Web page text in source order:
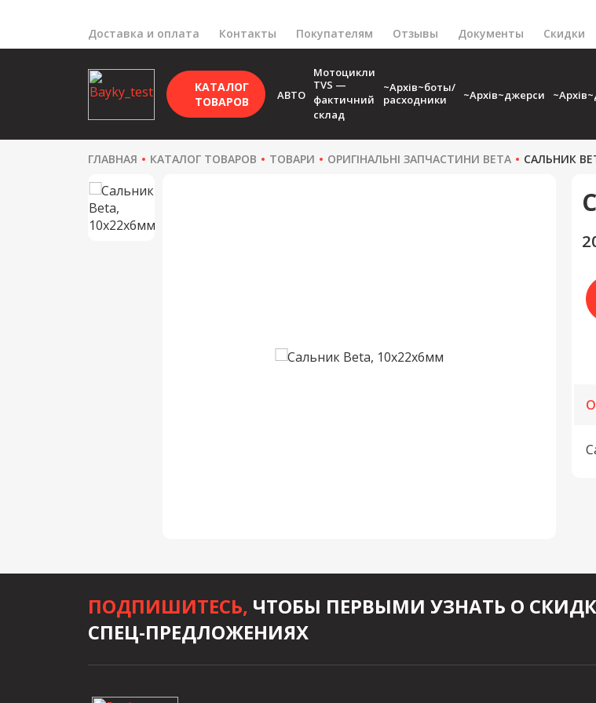
Доставка и оплата Контакты Покупателям Отзывы Документы Скидки
КАТАЛОГ
ТОВАРОВ
АВТО
Мотоцикли
TVS —
фактичний
склад
~Архів~боты/
расходники ~Архів~джерси
ГЛАВНАЯ КАТАЛОГ ТОВАРОВ ТОВАРИ ОРИГІНАЛЬНІ ЗАПЧАСТИНИ BETA САЛЬНИК
ПОДПИШИТЕСЬ, ЧТОБЫ ПЕРВЫМИ УЗНАТЬ О
СПЕЦ-ПРЕДЛОЖЕНИЯХ